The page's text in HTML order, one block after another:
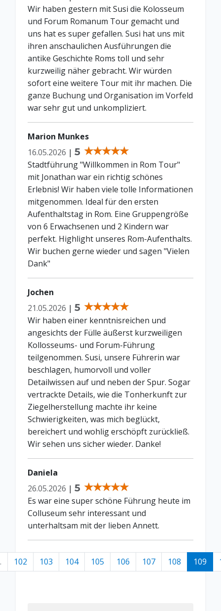
Wir haben gestern mit Susi die Kolosseum
und Forum Romanum Tour gemacht und
uns hat es super gefallen. Susi hat uns mit
ihren anschaulichen Ausführungen die
antike Geschichte Roms toll und sehr
kurzweilig näher gebracht. Wir würden
sofort eine weitere Tour mit ihr machen. Die
ganze Buchung und Organisation im Vorfeld
war sehr gut und unkompliziert.
Marion Munkes
16.05.2026 | 5
Stadtführung "Willkommen in Rom Tour"
mit Jonathan war ein richtig schönes
Erlebnis! Wir haben viele tolle Informationen
mitgenommen. Ideal für den ersten
Aufenthaltstag in Rom. Eine Gruppengröße
von 6 Erwachsenen und 2 Kindern war
perfekt. Highlight unseres Rom-Aufenthalts.
Wir buchen gerne wieder und sagen "Vielen
Dank"
Jochen
21.05.2026 | 5
Wir haben einer kenntnisreichen und
angesichts der Fülle äußerst kurzweiligen
Kollosseums- und Forum-Führung
teilgenommen. Susi, unsere Führerin war
beschlagen, humorvoll und voller
Detailwissen auf und neben der Spur. Sogar
vertrackte Details, wie die Tonherkunft zur
Ziegelherstellung machte ihr keine
Schwierigkeiten, was mich beglückt,
bereichert und wohlig erschöpft zurückließ.
Wir sehen uns sicher wieder. Danke!
Daniela
26.05.2026 | 5
Es war eine super schöne Führung heute im
Colluseum sehr interessant und
unterhaltsam mit der lieben Annett.
102 103 104 105 106 107 108 109